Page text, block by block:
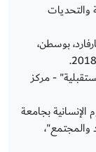
بوسطن،
- مركز
الإنسانية بجامعة
والمجتمع"،